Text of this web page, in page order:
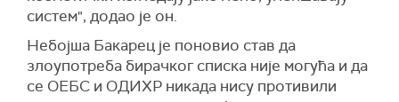
систем", додао је он.
Небојша Бакарец је поновио став да
злоупотреба бирачког списка није могућа и да
се ОЕБС и ОДИХР никада нису противили